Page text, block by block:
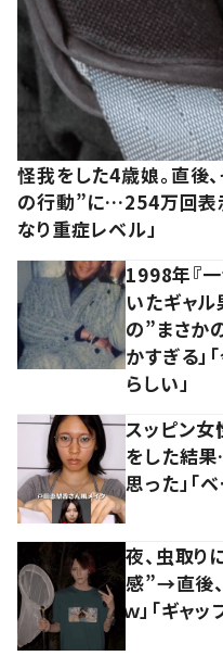
怪我をした4歳娘。直後
の行動”に…254万回表示
なり重症レベル」
1998年『
いたギャ
の”まさか
かすぎる」
らしい」
スッピン
をした結
思った」「
夜、虫取り
感”→直後
ｗ」「ギャ